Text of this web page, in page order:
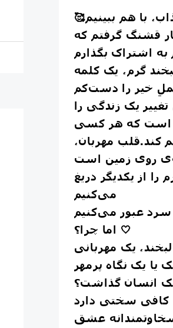
با هم ببینیم🥰
قشنگ گرفتم که
گرم، یک کلمه
خیر را دست‌کم
یک زندگی را
است که هر کسی
کند.قلب مهربان،
از یکدیگر دریغ
می‌کنیم
اما چرا؟ 🤍
یک مهربانی
یک انسان گذاشت؟
سخاوتمندانه عشق